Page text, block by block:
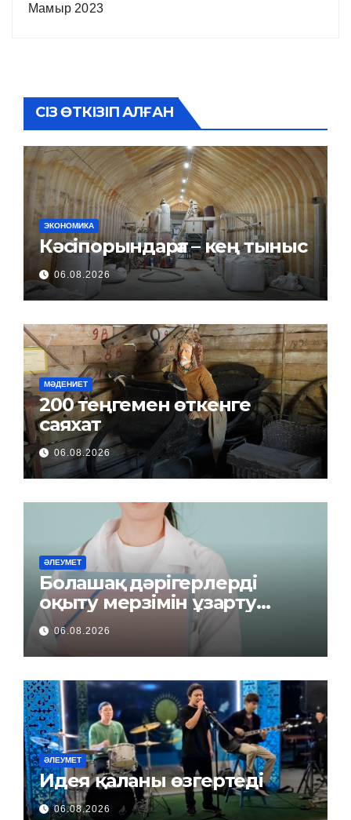
Мамыр 2023
СІЗ ӨТКІЗІП АЛҒАН
ЭКОНОМИКА
Кәсіпорындарға – кең тыныс
06.08.2026
МӘДЕНИЕТ
200 теңгемен өткенге
саяхат
06.08.2026
ӘЛЕУМЕТ
Болашақ дәрігерлерді
оқыту мерзімін ұзарту
керек пе?
06.08.2026
ӘЛЕУМЕТ
Идея қаланы өзгертеді
06.08.2026